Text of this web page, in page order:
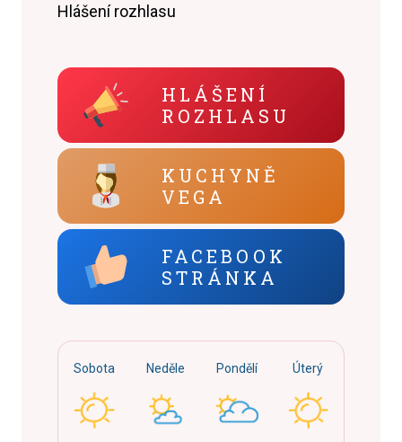
Hlášení rozhlasu
HLÁŠENÍ
ROZHLASU
KUCHYNĚ
VEGA
FACEBOOK
STRÁNKA
Sobota Neděle Pondělí Úterý